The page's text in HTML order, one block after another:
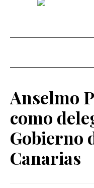
Anselmo
como
Gobierno
Canarias